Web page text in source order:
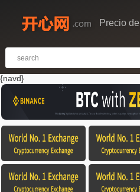
Precio
{navd}